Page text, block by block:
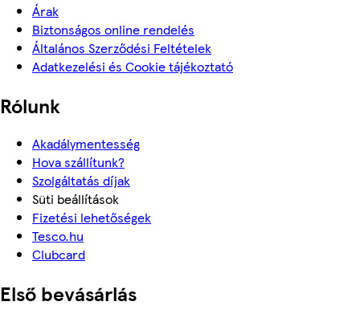
Árak
Biztonságos online rendelés
Általános Szerződési Feltételek
Adatkezelési és Cookie tájékoztató
Rólunk
Akadálymentesség
Hova szállítunk?
Szolgáltatás díjak
Süti beállítások
Fizetési lehetőségek
Tesco.hu
Clubcard
Első bevásárlás